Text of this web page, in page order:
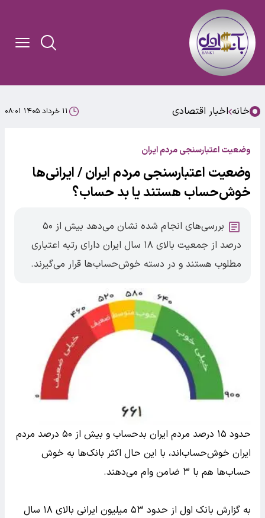
خانه اخبار اقتصادی ۱۱ خرداد ۱۴۰۵ ۰۸:۰۱
وضعیت اعتبارسنجی مردم ایران
وضعیت اعتبارسنجی مردم ایران / ایرانی‌ها
خوش‌حساب هستند یا بد حساب؟
بررسی‌های انجام شده نشان می‌دهد بیش از ۵۰
درصد از جمعیت بالای ۱۸ سال ایران دارای رتبه اعتباری
مطلوب هستند و در دسته خوش‌حساب‌ها قرار می‌گیرند.
حدود ۱۵ درصد مردم ایران بدحساب و بیش از ۵۰ درصد مردم
ایران خوش‌حساب‌اند، با این حال اکثر بانک‌ها به خوش
حساب‌ها هم با ۳ ضامن وام می‌دهند.
به گزارش بانک اول از حدود ۵۳ میلیون ایرانی بالای ۱۸ سال